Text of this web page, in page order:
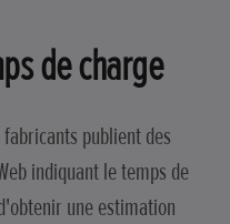
de charge
publient des
indiquant le temps de
une estimation